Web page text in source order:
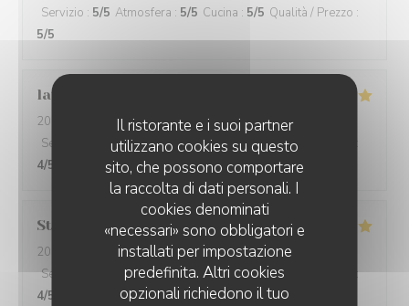
Il ristorante e i suoi partner
utilizzano cookies su questo
sito, che possono comportare
la raccolta di dati personali. I
cookies denominati
«necessari» sono obbligatori e
installati per impostazione
predefinita. Altri cookies
opzionali richiedono il tuo
Servizio : 5/5 Atmosfera : 5/5 Cucina : 5/5 Qualità / Prezzo :
5/5
laurence
2026-08-01
- 21:00 - Ospiti 2
Servizio
Atmosfera: 4/5 Cucina: 4/5 Qualità / Prezzo
4/5
Stephanie M
2026-08-01
- 20:15 - Ospiti 3
Servizio
Atmosfera: 4/5 Cucina:4/5 Qualità / Prezzo
:
4/5